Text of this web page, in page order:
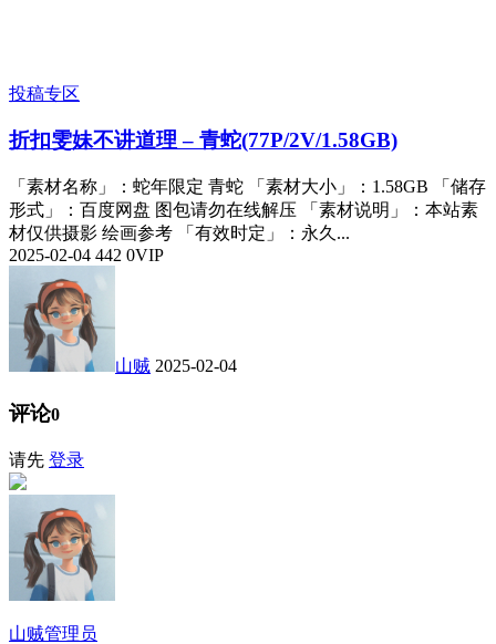
投稿专区
折扣雯妹不讲道理 – 青蛇(77P/2V/1.58GB)
「素材名称」：蛇年限定 青蛇 「素材大小」：1.58GB 「储存
形式」：百度网盘 图包请勿在线解压 「素材说明」：本站素
材仅供摄影 绘画参考 「有效时定」：永久...
2025-02-04 442 0VIP
山贼 2025-02-04
评论0
请先 登录
山贼管理员